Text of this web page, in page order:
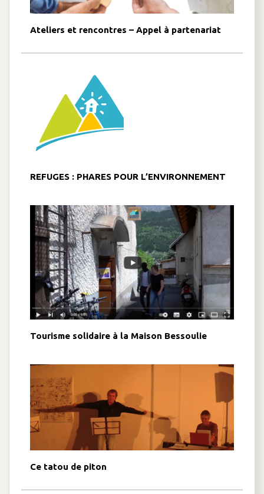
Ateliers et rencontres – Appel à partenariat
REFUGES : PHARES POUR L’ENVIRONNEMENT
Tourisme solidaire à la Maison Bessoulie
Ce tatou de piton